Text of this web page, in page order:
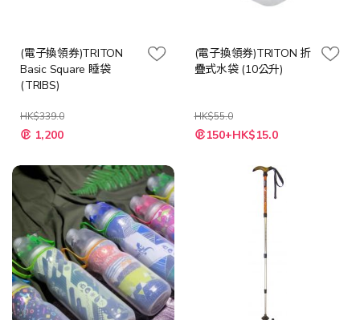
(電子換領券)TRITON
Basic Square 睡袋
(TRIBS)
HK$339.0
特
殊
格
1,200
(電子換領券)TRITON 折
疊式水袋 (10公升)
HK$55.0
特
殊 150+HK$15.0